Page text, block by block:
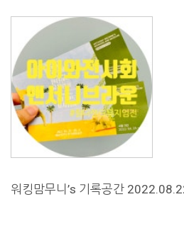
워킹맘무니’s 기록공간